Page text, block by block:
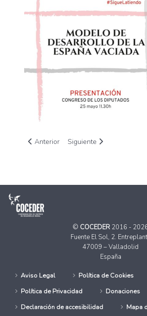
Artículo anterior: La España Vaciada
Anterior Artículo siguiente:
Siguiente
© COCEDER 2016 -
Fuente El Sol, 2.
47009 – Valladolid
España
Aviso Legal
Política de Cookies
Política de Privacidad
Donaciones
Declaración de accesibilidad
Mapa